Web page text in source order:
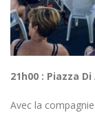
21h00 : Piazza
Avec la